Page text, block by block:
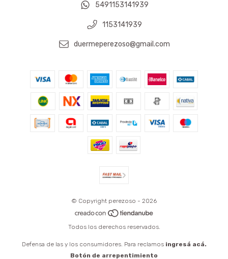
5491153141939
1153141939
duermeperezoso@gmail.com
© Copyright perezoso - 2026
Todos los derechos reservados.
Defensa de las y los consumidores. Para reclamos ingresá acá.
Botón de arrepentimiento